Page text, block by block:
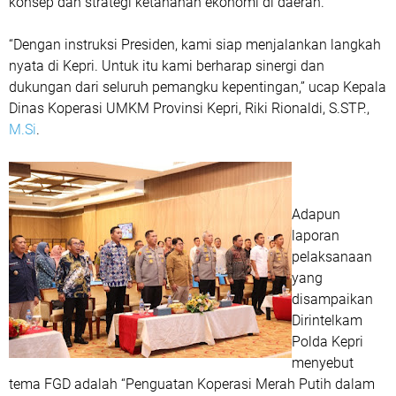
“Dengan instruksi Presiden, kami siap menjalankan langkah
nyata di Kepri. Untuk itu kami berharap sinergi dan
dukungan dari seluruh pemangku kepentingan,” ucap Kepala
Dinas Koperasi UMKM Provinsi Kepri, Riki Rionaldi, S.STP.,
M.Si.
Adapun
laporan
pelaksanaan
yang
disampaikan
Dirintelkam
Polda Kepri
menyebut
tema FGD adalah “Penguatan Koperasi Merah Putih dalam